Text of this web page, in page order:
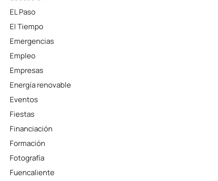
EL Paso
El Tiempo
Emergencias
Empleo
Empresas
Energía renovable
Eventos
Fiestas
Financiación
Formación
Fotografía
Fuencaliente